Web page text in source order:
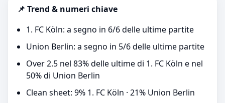
📌 Trend & numeri chiave
1. FC Köln: a segno in 6/6 delle ultime partite
Union Berlin: a segno in 5/6 delle ultime partite
Over 2.5 nel 83% delle ultime di 1. FC Köln e nel
50% di Union Berlin
Clean sheet: 9% 1. FC Köln · 21% Union Berlin